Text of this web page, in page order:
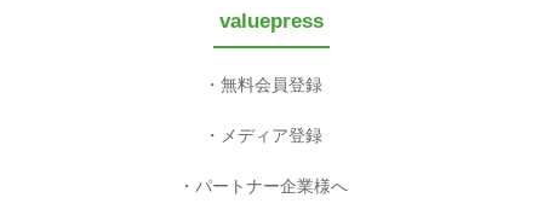
valuepress
無料会員登録
メディア登録
パートナー企業様へ